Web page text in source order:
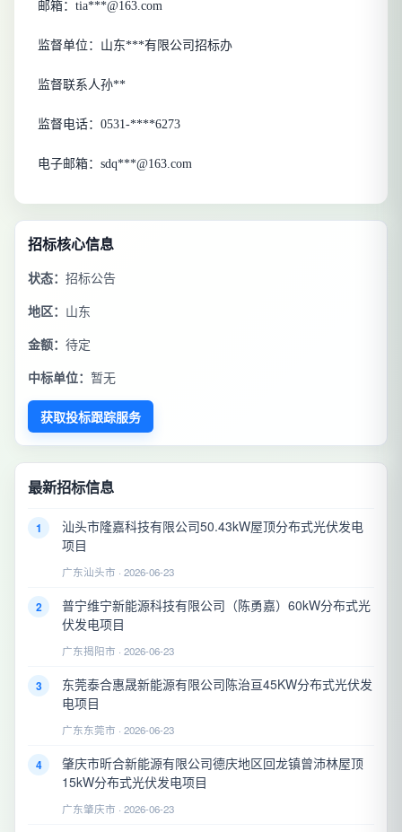
邮箱： tia***@163.com
监督单位：山东***有限公司招标办
监督联系人孙**
监督电话： 0531-****6273
电子邮箱： sdq***@163.com
招标核心信息
状态： 招标公告
地区： 山东
金额： 待定
中标单位： 暂无
获取投标跟踪服务
最新招标信息
1
汕头市隆嘉科技有限公司50.43kW屋顶分布式光伏发电
项目
广东汕头市 · 2026-06-23
2
普宁维宁新能源科技有限公司（陈勇嘉）60kW分布式光
伏发电项目
广东揭阳市 · 2026-06-23
3
东莞泰合惠晟新能源有限公司陈治亘45KW分布式光伏发
电项目
广东东莞市 · 2026-06-23
4
肇庆市昕合新能源有限公司德庆地区回龙镇曾沛林屋顶
15kW分布式光伏发电项目
广东肇庆市 · 2026-06-23